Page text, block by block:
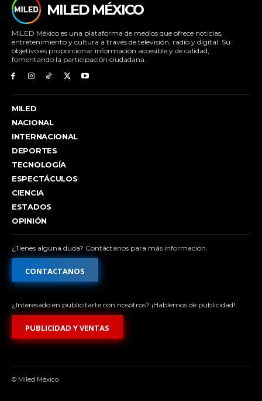
MILED MÉXICO
MILED México es una plataforma de medios que ofrece noticias,
entretenimiento y cultura a través de televisión, radio y digital. Su
objetivo es proporcionar información accesible y de calidad,
fomentando la participación ciudadana.
MILED
NACIONAL
INTERNACIONAL
DEPORTES
TECNOLOGÍA
ESPECTÁCULOS
CIENCIA
ESTADOS
OPINIÓN
¿Tienes alguna duda? Contáctanos para más información.
CONTACTANOS
¿Interesado en publicitarte con nosotros? ¡Hablemos de publicidad!
PUBLICIDAD Y VENTAS
© Miled México